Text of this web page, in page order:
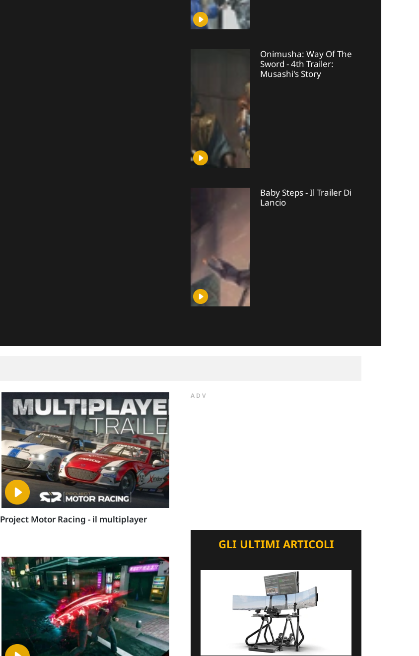
Onimusha: Way Of The
Sword - 4th Trailer:
Musashi's Story
Baby Steps - Il Trailer Di
Lancio
Project Motor Racing - il multiplayer
ADV
GLI ULTIMI ARTICOLI